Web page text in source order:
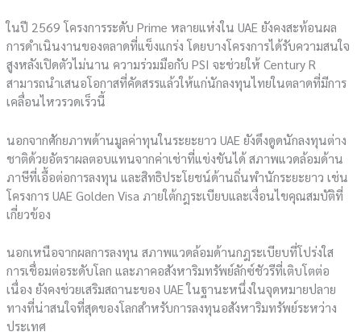
ในปี 2569 โครงการระดับ Prime หลายแห่งใน UAE ยังคงสะท้อนผล
การดำเนินงานของตลาดที่แข็งแกร่ง โดยบางโครงการได้รับความสนใจ
สูงหลังเปิดตัวไม่นาน ความร่วมมือกับ PSI จะช่วยให้ Century R
สามารถนำเสนอโอกาสที่คัดสรรแล้วให้แก่นักลงทุนไทยในตลาดที่มีการ
เคลื่อนไหวรวดเร็วนี้
นอกจากศักยภาพด้านมูลค่าทุนในระยะยาว UAE ยังดึงดูดนักลงทุนต่าง
ชาติด้วยอัตราผลตอบแทนจากค่าเช่าที่แข่งขันได้ สภาพแวดล้อมด้าน
ภาษีที่เอื้อต่อการลงทุน และสิทธิประโยชน์ด้านถิ่นพำนักระยะยาว เช่น
โครงการ UAE Golden Visa ภายใต้กฎระเบียบและเงื่อนไขคุณสมบัติที่
เกี่ยวข้อง
นอกเหนือจากผลการลงทุน สภาพแวดล้อมด้านกฎระเบียบที่โปร่งใส
การเชื่อมต่อระดับโลก และภาคอสังหาริมทรัพย์ลักซ์ชัวรีที่เติบโตต่อ
เนื่อง ยังคงช่วยเสริมสถานะของ UAE ในฐานะหนึ่งในจุดหมายปลาย
ทางที่น่าสนใจที่สุดของโลกสำหรับการลงทุนอสังหาริมทรัพย์ระหว่าง
ประเทศ